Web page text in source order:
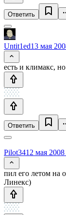
Ответить
Untit1ed13 мая
есть и климакс,
Ответить
Pilot3412 мая
пил его летом на
Линекс)